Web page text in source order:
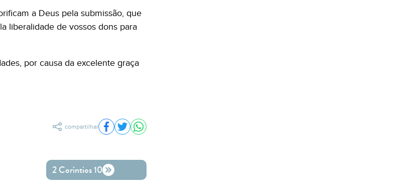
a Deus pela submissão, que
liberalidade de vossos dons para
por causa da excelente graça
compartilhar Compartilhar no Facebook
Compartilhar no Twitter
Compartilhar no WhatsApp
2 Coríntios 10